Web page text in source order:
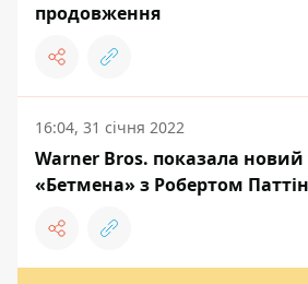
продовження
16:04, 31 січня 2022
Warner Bros. показала новий
«Бетмена» з Робертом